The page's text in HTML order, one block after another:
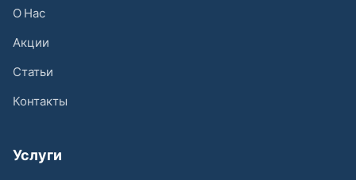
О Нас
Акции
Статьи
Контакты
Услуги